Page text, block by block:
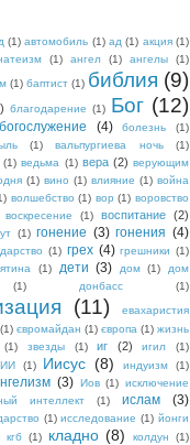
(1) автомобиль (1) ад (1) акция (1)
(1) ангел (1) ангелы (1)
(1) баптист (1) библия (9)
благодарение (1) Бог (12)
богослужение (4) болезнь
(1)
(1) вальпургиева ночь
(1)
(1) ведьма (1) вера (2) верующим
(1) вино (1) влияние (1) война
волшебство (1) вор (1) воровство
воскресение (1) воспитание (2)
(1) гонение (3) гонения (4)
(1) грех (4) грешники (1)
(1) дети (3) дом (1)
дом
(1) донбасс (1)
(11)
евахаристия
(1) євромайдан (1) європа (1) жизнь
(1) звезды (1) иг (2) игил (1)
ИИ (1) Иисус (8) индуизм (1)
(3) Иов (1) исключение
интеллект (1) ислам (3)
(1) исследование (1) йонги
кгб (1) кладно (8) колдун
(1)